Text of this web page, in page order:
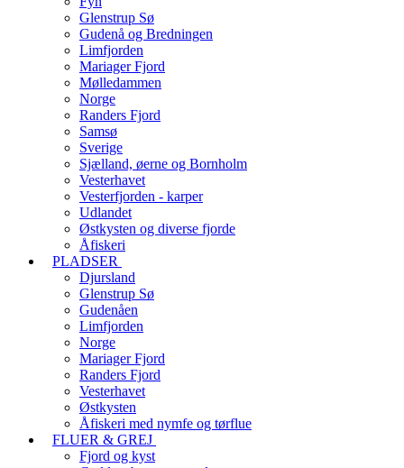
Glenstrup Sø
Gudenå og Bredningen
Limfjorden
Mariager Fjord
Mølledammen
Norge
Randers Fjord
Samsø
Sverige
Sjælland, øerne og Bornholm
Vesterhavet
Vesterfjorden - karper
Udlandet
Østkysten og diverse fjorde
Åfiskeri
PLADSER
Djursland
Glenstrup Sø
Gudenåen
Limfjorden
Norge
Mariager Fjord
Randers Fjord
Vesterhavet
Østkysten
Åfiskeri med nymfe og tørflue
FLUER & GREJ
Fjord og kyst